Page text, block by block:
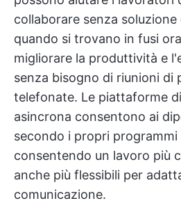
collaborare senza
quando si trovano in fusi
migliorare la produttività e
senza bisogno di riunioni di
telefonate. Le piattaforme
asincrona consentono ai
secondo i propri
consentendo un lavoro più
anche più flessibili per
comunicazione.